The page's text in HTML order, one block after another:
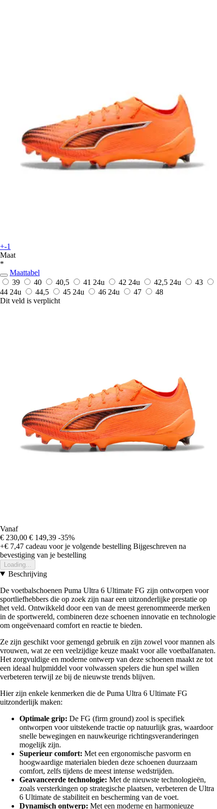
+-1
Maat
*
Maattabel
39
40 40,5 41 24u 42 24u 42,5 24u
43
44 24u 44,5 45 24u 46 24u 47
48
Dit veld is verplicht
Vanaf
€ 230,00 € 149,39 -35%
+€ 7,47 cadeau voor je volgende bestelling Bijgeschreven na
bevestiging van je bestelling
Loading...
Beschrijving
De voetbalschoenen Puma Ultra 6 Ultimate FG zijn ontworpen voor
sportliefhebbers die op zoek zijn naar een uitzonderlijke prestatie op
het veld. Ontwikkeld door een van de meest gerenommeerde merken
in de sportwereld, combineren deze schoenen innovatie en technologie
om ongeëvenaard comfort en reactie te bieden.
Ze zijn geschikt voor gemengd gebruik en zijn zowel voor mannen als
vrouwen, wat ze een veelzijdige keuze maakt voor alle voetbalfanaten.
Het zorgvuldige en moderne ontwerp van deze schoenen maakt ze tot
een ideaal hulpmiddel voor volwassen spelers die hun spel willen
verbeteren terwijl ze bij de nieuwste trends blijven.
Hier zijn enkele kenmerken die de Puma Ultra 6 Ultimate FG
uitzonderlijk maken:
Optimale grip: De FG (firm ground) zool is specifiek
ontworpen voor uitstekende tractie op natuurlijk gras, waardoor
snelle bewegingen en nauwkeurige richtingsveranderingen
mogelijk zijn.
Superieur comfort: Met een ergonomische pasvorm en
hoogwaardige materialen bieden deze schoenen duurzaam
comfort, zelfs tijdens de meest intense wedstrijden.
Geavanceerde technologie: Met de nieuwste technologieën,
zoals versterkingen op strategische plaatsen, verbeteren de Ultra
6 Ultimate de stabiliteit en bescherming van de voet.
Dynamisch ontwerp: Met een moderne en harmonieuze